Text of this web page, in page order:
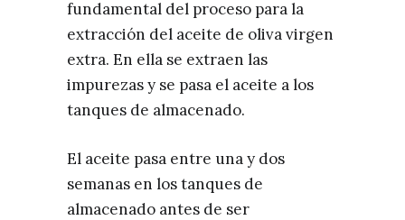
fundamental del proceso para la
extracción del aceite de oliva virgen
extra. En ella se extraen las
impurezas y se pasa el aceite a los
tanques de almacenado.
El aceite pasa entre una y dos
semanas en los tanques de
almacenado antes de ser